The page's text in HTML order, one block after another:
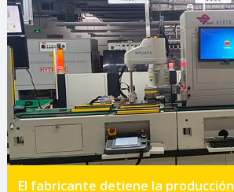
El fabricante detiene la producción